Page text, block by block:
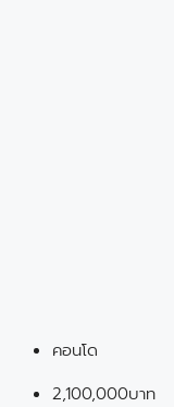
คอนโด
2,100,000บาท